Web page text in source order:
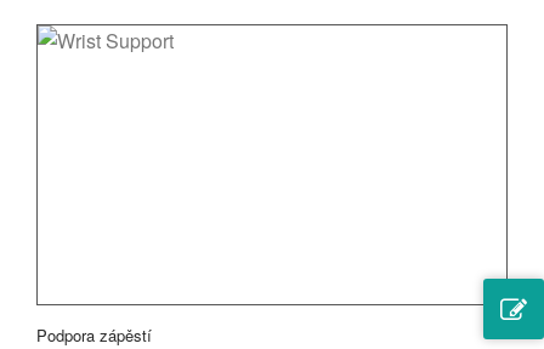
Podpora zápěstí